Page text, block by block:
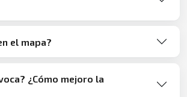
el mapa?
¿Cómo mejoro la